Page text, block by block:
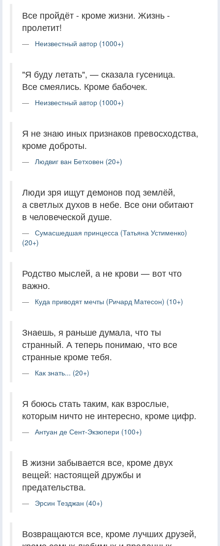
Все пройдёт - кроме жизни. Жизнь -
пролетит!
Неизвестный автор (1000+)
"Я буду летать", — сказала гусеница.
Все смеялись. Кроме бабочек.
Неизвестный автор (1000+)
Я не знаю иных признаков превосходства,
кроме доброты.
Людвиг ван Бетховен (20+)
Люди зря ищут демонов под землёй,
а светлых духов в небе. Все они обитают
в человеческой душе.
Сумасшедшая принцесса (Татьяна Устименко)
(20+)
Родство мыслей, а не крови — вот что
важно.
Куда приводят мечты (Ричард Матесон) (10+)
Знаешь, я раньше думала, что ты
странный. А теперь понимаю, что все
странные кроме тебя.
Как знать... (20+)
Я боюсь стать таким, как взрослые,
которым ничто не интересно, кроме цифр.
Антуан де Сент-Экзюпери (100+)
В жизни забывается все, кроме двух
вещей: настоящей дружбы и
предательства.
Эрсин Тезджан (40+)
Возвращаются все, кроме лучших друзей,